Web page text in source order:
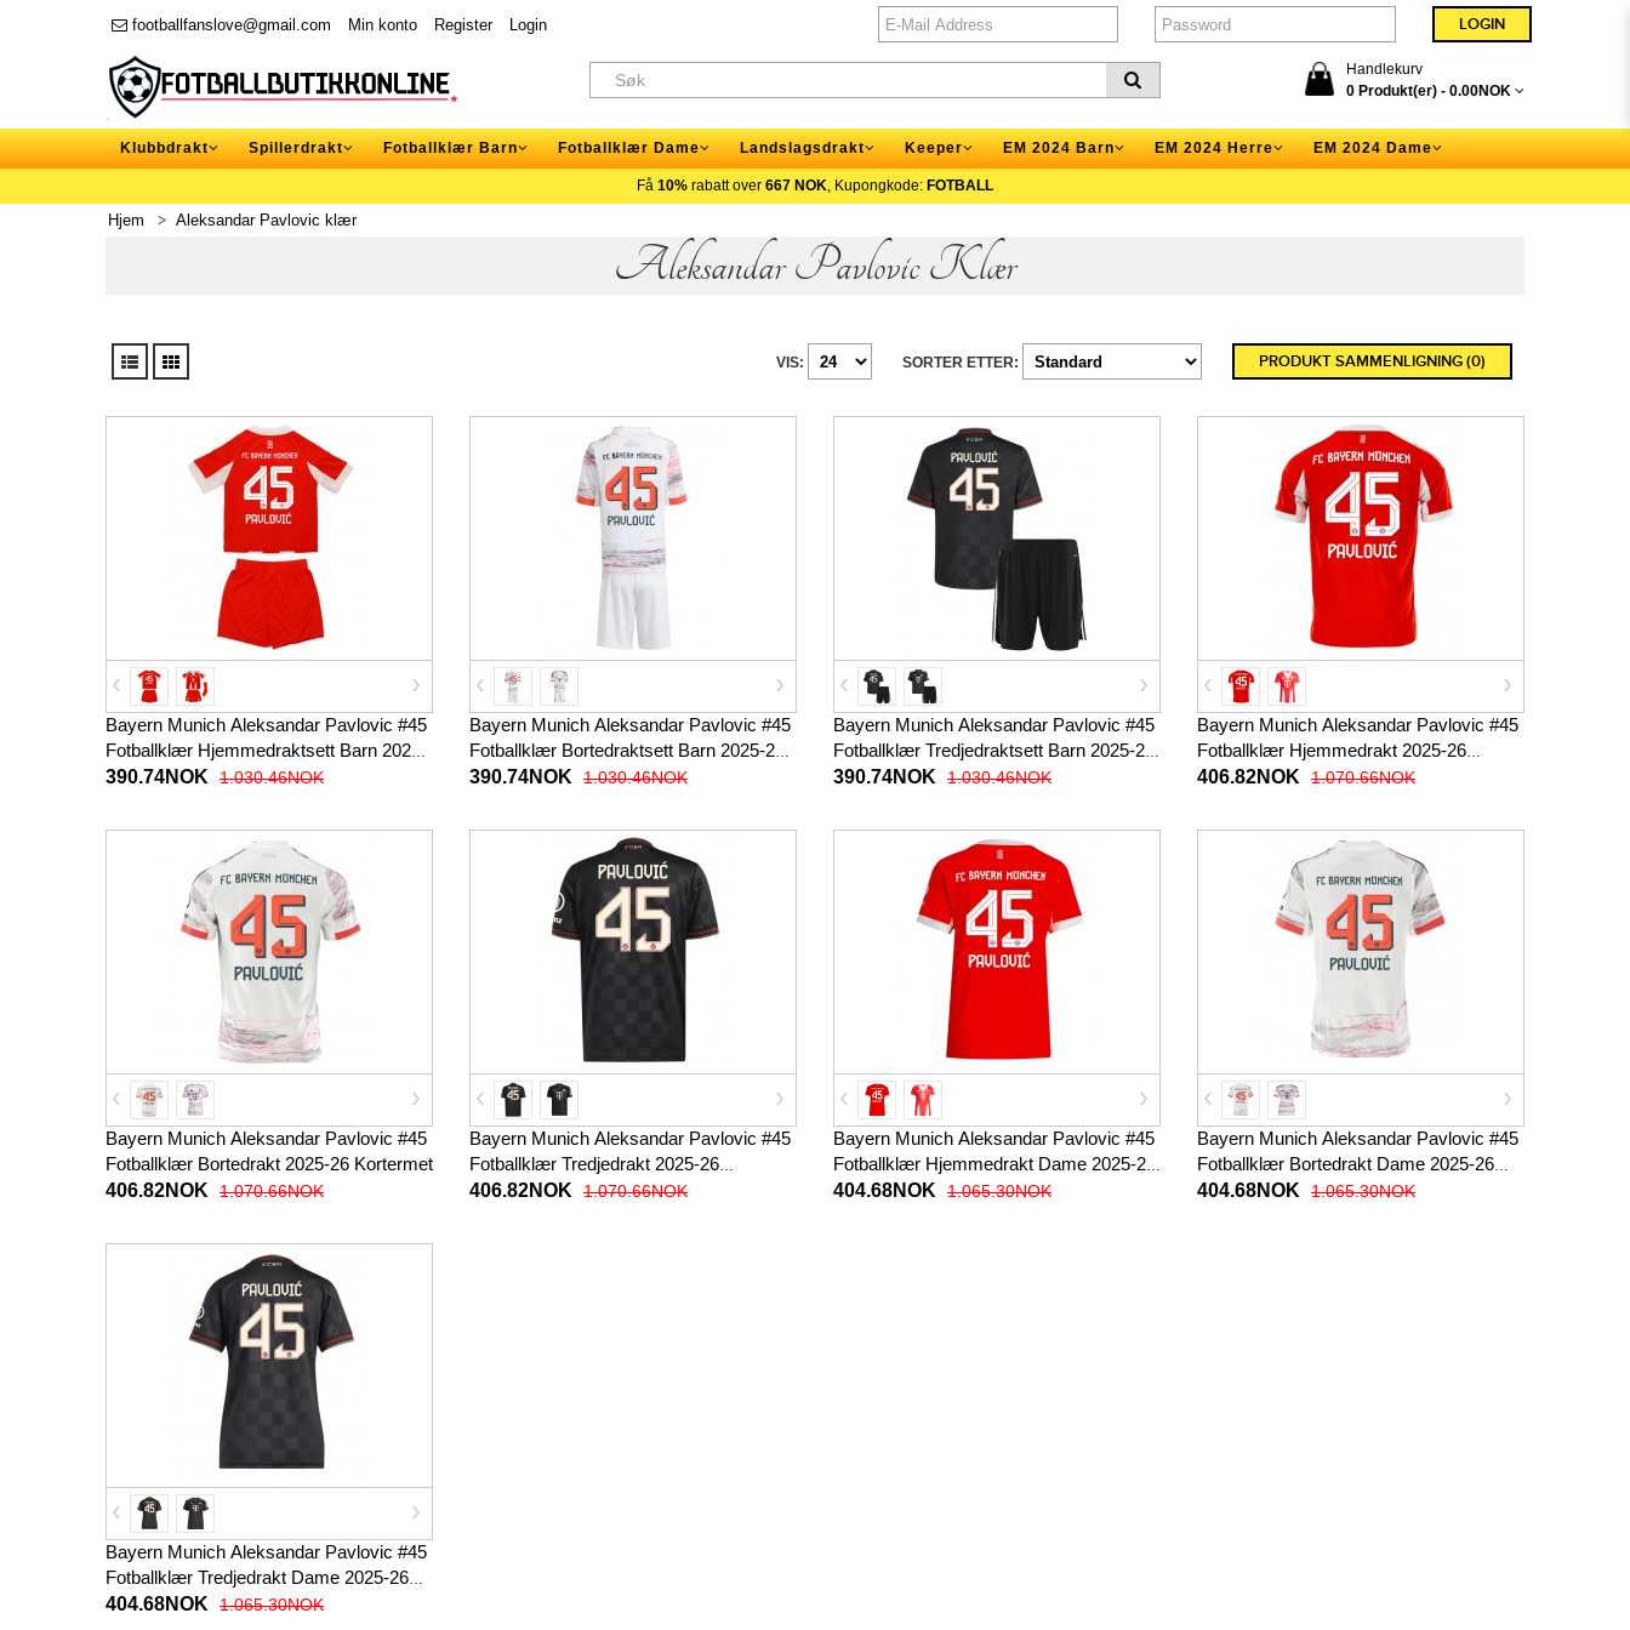
footballfanslove@gmail.com Min konto Register Login
Handlekurv
0 Produkt(er) - 0.00NOK
Klubbdrakt Spillerdrakt Fotballklær Barn Fotballklær Dame Landslagsdrakt Keeper EM 2024 Barn EM 2024 Herre EM 2024 Dame
Få 10% rabatt over 667 NOK, Kupongkode: FOTBALL
Hjem Aleksandar Pavlovic klær
Aleksandar Pavlovic Klær
PRODUKT SAMMENLIGNING (0)
SORTER ETTER:
VIS:
Bayern Munich Aleksandar Pavlovic #45
Fotballklær Hjemmedraktsett Barn 2025-
26 Kortermet (+ korte bukser)
390.74NOK 1.030.46NOK
Bayern Munich Aleksandar Pavlovic #45
Fotballklær Bortedraktsett Barn 2025-26
Kortermet (+ korte bukser)
390.74NOK 1.030.46NOK
Bayern Munich Aleksandar Pavlovic #45
Fotballklær Tredjedraktsett Barn 2025-26
Kortermet (+ korte bukser)
390.74NOK 1.030.46NOK
Bayern Munich Aleksandar Pavlovic #45
Fotballklær Hjemmedrakt 2025-26
Kortermet
406.82NOK 1.070.66NOK
Bayern Munich Aleksandar Pavlovic #45
Fotballklær Bortedrakt 2025-26 Kortermet
406.82NOK
1.070.66NOK
Bayern Munich Aleksandar Pavlovic #45
Fotballklær Tredjedrakt 2025-26
Kortermet
406.82NOK 1.070.66NOK
Bayern Munich Aleksandar Pavlovic #45
Fotballklær Hjemmedrakt Dame 2025-26
Kortermet
404.68NOK 1.065.30NOK
Bayern Munich Aleksandar Pavlovic #45
Fotballklær Bortedrakt Dame 2025-26
Kortermet
404.68NOK 1.065.30NOK
Bayern Munich Aleksandar Pavlovic #45
Fotballklær Tredjedrakt Dame 2025-26
Kortermet
404.68NOK 1.065.30NOK